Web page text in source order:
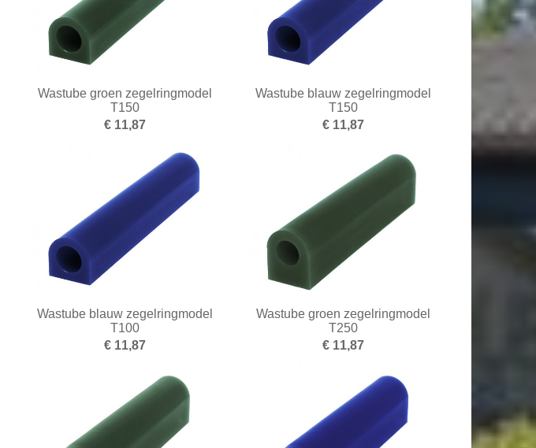
Wastube groen zegelringmodel
T150
€ 11,87
Wastube blauw zegelringmodel
T150
€ 11,87
Wastube blauw zegelringmodel
T100
€ 11,87
Wastube groen zegelringmodel
T250
€ 11,87